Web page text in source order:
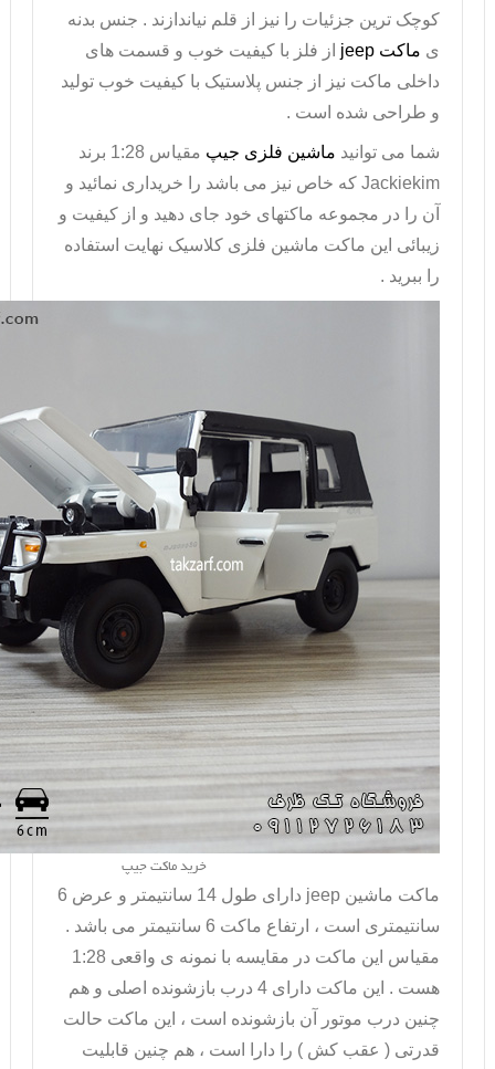
کوچک ترین جزئیات را نیز از قلم نیاندازند . جنس بدنه
ی ماکت jeep از فلز با کیفیت خوب و قسمت های
داخلی ماکت نیز از جنس پلاستیک با کیفیت خوب تولید
و طراحی شده است .
شما می توانید ماشین فلزی جیپ مقیاس 1:28 برند
Jackiekim که خاص نیز می باشد را خریداری نمائید و
آن را در مجموعه ماکتهای خود جای دهید و از کیفیت و
زیبائی این ماکت ماشین فلزی کلاسیک نهایت استفاده
را ببرید .
خرید ماکت جیپ
ماکت ماشین jeep
دارای طول 14 سانتیمتر و عرض 6
سانتیمتری است ، ارتفاع ماکت 6 سانتیمتر می باشد .
مقیاس این ماکت در مقایسه با نمونه ی واقعی 1:28
هست . این ماکت دارای 4 درب بازشونده اصلی و هم
چنین درب موتور آن بازشونده است ، این ماکت حالت
قدرتی ( عقب کش ) را دارا است ، هم چنین قابلیت